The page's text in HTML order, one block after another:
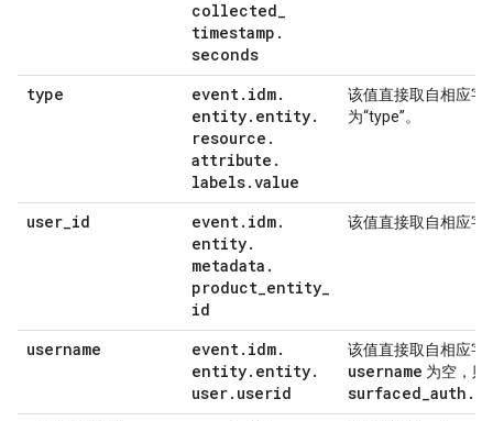
collected_
timestamp .
seconds
type event. idm.
entity. entity.
resource .
attribute .
labels.value
该值直接取自相应字
为“type”。
user_id event. idm.
entity.
metadata .
product_entity_
id
该值直接取自相应字
username event. idm.
entity. entity.
user. userid
该值直接取自相应字
username 为空，则
surfaced_auth .